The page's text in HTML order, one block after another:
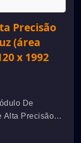
Precisão
(área
x 1992
De
Alta Precisão